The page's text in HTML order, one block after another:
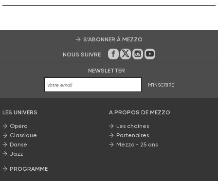
S’ABONNER À MEZZO
NOUS SUIVRE Sur Facebook
Sur Twitter
Sur Instagram
Sur Youtube
NEWSLETTER
M'INSCRIRE
LES UNIVERS
Opéra
Classique
Danse
Jazz
PROGRAMME
A PROPOS DE MEZZO
Les chaînes
Partenaires
Mezzo - 25 ans